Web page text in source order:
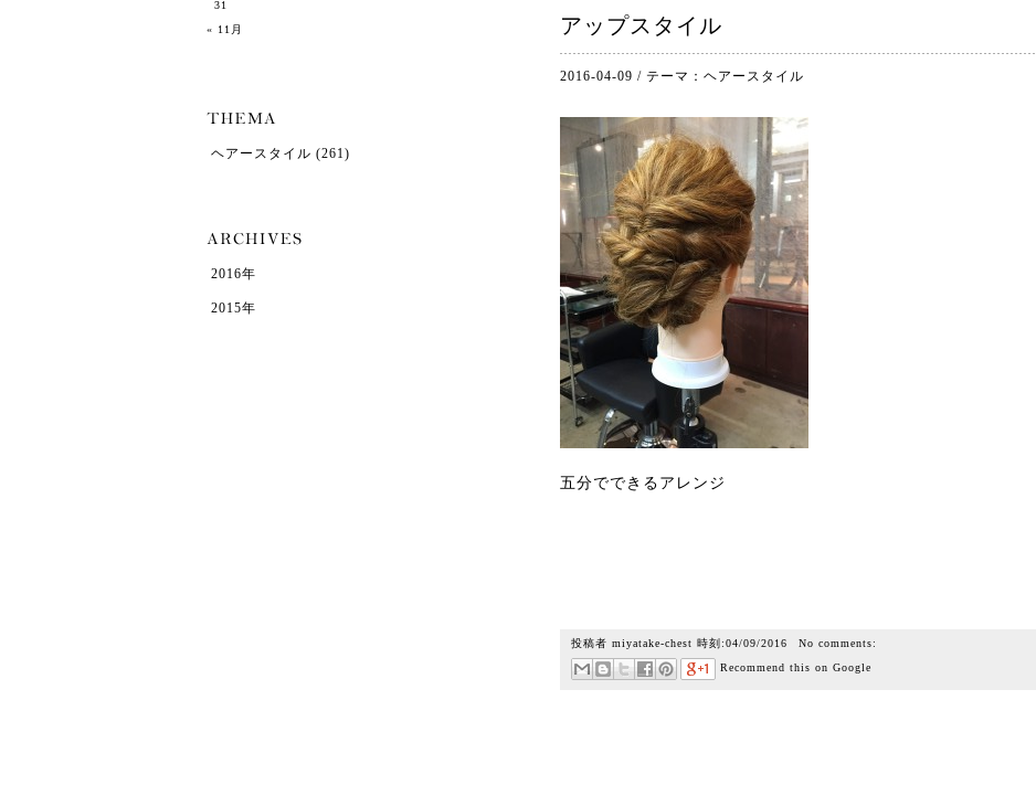
アップスタイル
2016-04-09 / テーマ： ヘアースタイル
五分でできるアレンジ
投稿者 miyatake-chest 時刻:04/09/2016 No comments:
Recommend this on Google
« 11月
31
ヘアースタイル (261)
2016年
2015年